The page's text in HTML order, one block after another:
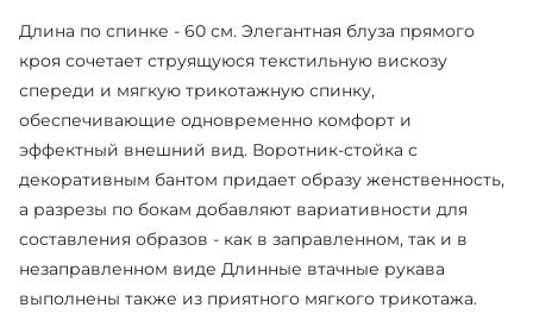
Длина по спинке - 60 см. Элегантная блуза прямого
кроя сочетает струящуюся текстильную вискозу
спереди и мягкую трикотажную спинку,
обеспечивающие одновременно комфорт и
эффектный внешний вид. Воротник-стойка с
декоративным бантом придает образу женственность,
а разрезы по бокам добавляют вариативности для
составления образов - как в заправленном, так и в
незаправленном виде Длинные втачные рукава
выполнены также из приятного мягкого трикотажа.